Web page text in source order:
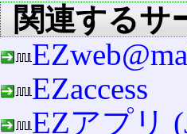
関連するサ
EZaccess
EZアプリ